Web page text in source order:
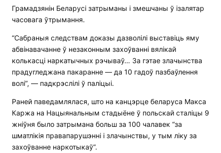
Грамадзянін Беларусі затрыманы і змешчаны ў ізалятар
часовага ўтрымання.
“Сабраныя следствам доказы дазволілі выставіць яму
абвінавачанне ў незаконным захоўванні вялікай
колькасці наркатычных рэчываў… За гэтае злачынства
прадугледжана пакаранне — да 10 гадоў пазбаўлення
волі”, — падкрэслілі ў паліцыі.
Раней паведамлялася, што на канцэрце беларуса Макса
Каржа на Нацыянальным стадыёне ў польскай сталіцы 9
жніўня было затрымана больш за 100 чалавек “за
шматлікія правапарушэнні і злачынствы, у тым ліку за
захоўванне наркотыкаў”.